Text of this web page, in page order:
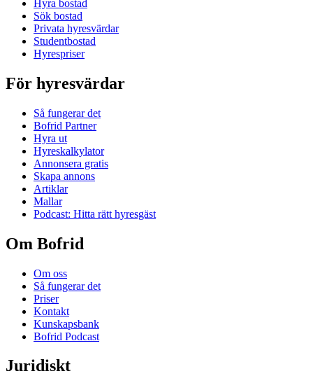
Hyra bostad
Sök bostad
Privata hyresvärdar
Studentbostad
Hyrespriser
För hyresvärdar
Så fungerar det
Bofrid Partner
Hyra ut
Hyreskalkylator
Annonsera gratis
Skapa annons
Artiklar
Mallar
Podcast: Hitta rätt hyresgäst
Om Bofrid
Om oss
Så fungerar det
Priser
Kontakt
Kunskapsbank
Bofrid Podcast
Juridiskt